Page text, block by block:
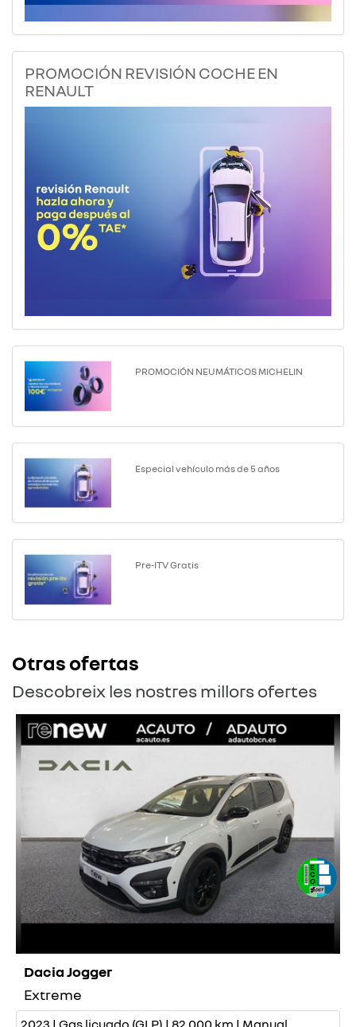
PROMOCIÓN REVISIÓN COCHE EN
RENAULT
PROMOCIÓN NEUMÁTICOS MICHELIN
Especial vehículo más de 5 años
Pre-ITV Gratis
Otras ofertas
Descobreix les nostres millors ofertes
Dacia Jogger
Extreme
2023 | Gas licuado (GLP) | 82.000 km | Manual